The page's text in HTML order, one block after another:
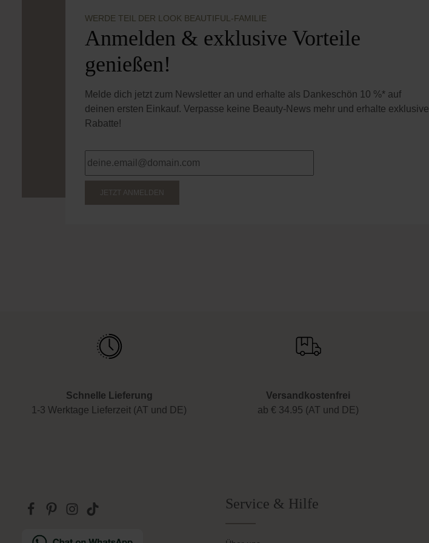
WERDE TEIL DER LOOK BEAUTIFUL-FAMILIE
Anmelden & exklusive Vorteile
genießen!
Melde dich jetzt zum Newsletter an und erhalte als Dankeschön 10 %* auf
deinen ersten Einkauf. Verpasse keine Beauty-News mehr und erhalte exklusive
Rabatte!
JETZT ANMELDEN
Schnelle Lieferung
1-3 Werktage Lieferzeit (AT und DE)
Versandkostenfrei
ab € 34.95 (AT und DE)
Service & Hilfe